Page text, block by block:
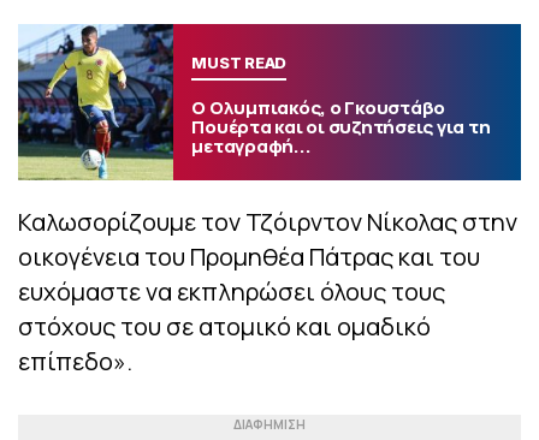
MUST READ
Ο Ολυμπιακός, ο Γκουστάβο
Πουέρτα και οι συζητήσεις για τη
μεταγραφή...
Καλωσορίζουμε τον Τζόιρντον Νίκολας στην
οικογένεια του Προμηθέα Πάτρας και του
ευχόμαστε να εκπληρώσει όλους τους
στόχους του σε ατομικό και ομαδικό
επίπεδο».